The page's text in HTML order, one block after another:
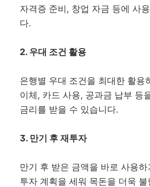
자격증 준비, 창업 자금 등에 사
다.
2. 우대 조건 활용
은행별 우대 조건을 최대한 활용
이체, 카드 사용, 공과금 납부 등
금리를 받을 수 있습니다.
3. 만기 후 재투자
만기 후 받은 금액을 바로 사용하
투자 계획을 세워 목돈을 더욱